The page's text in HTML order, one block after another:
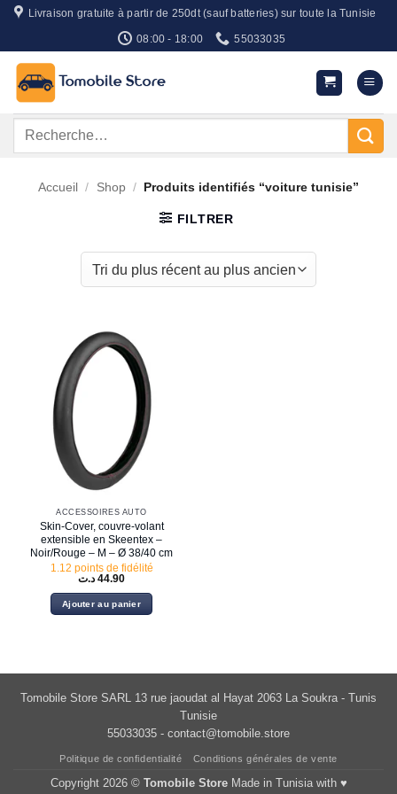
Passer
contenu
Livraison gratuite à partir de 250dt (sauf batteries) sur toute la Tunisie
08:00 - 18:00 55033035
Recherche
Accueil / Shop / Produits identifiés “voiture tunisie”
FILTRER
ACCESSOIRES AUTO
Skin-Cover, couvre-volant
extensible en Skeentex –
Noir/Rouge – M – Ø 38/40 cm
1.12 points de fidélité
44.90 د.ت
Ajouter au panier
Tomobile Store SARL 13 rue jaoudat al Hayat 2063 La Soukra - Tunis
Tunisie
55033035 - contact@tomobile.store
Politique de confidentialité Conditions générales de vente
Copyright 2026 © Tomobile StoreMade in Tunisia with ♥